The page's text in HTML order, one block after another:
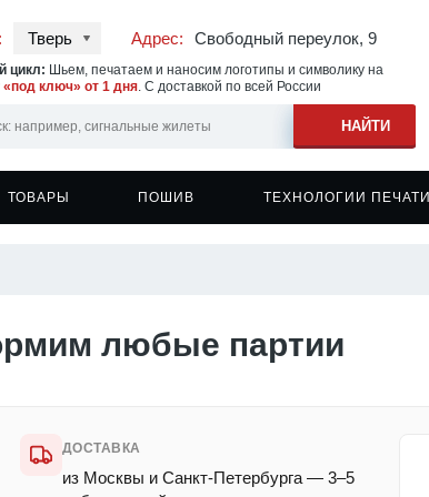
Тверь Адрес: Свободный переулок, 9
цикл: Шьем, печатаем и наносим логотипы и символику на
«под ключ» от 1 дня. С доставкой по всей России
на спецодежде
Печать на касках
ТОВАРЫ
Сумки и шоперы
Наклейки
ПОШИВ ТЕХНОЛОГИИ ПЕЧАТИ
любые партии
ДОСТАВКА
из Москвы и Санкт-Петербурга — 3–5